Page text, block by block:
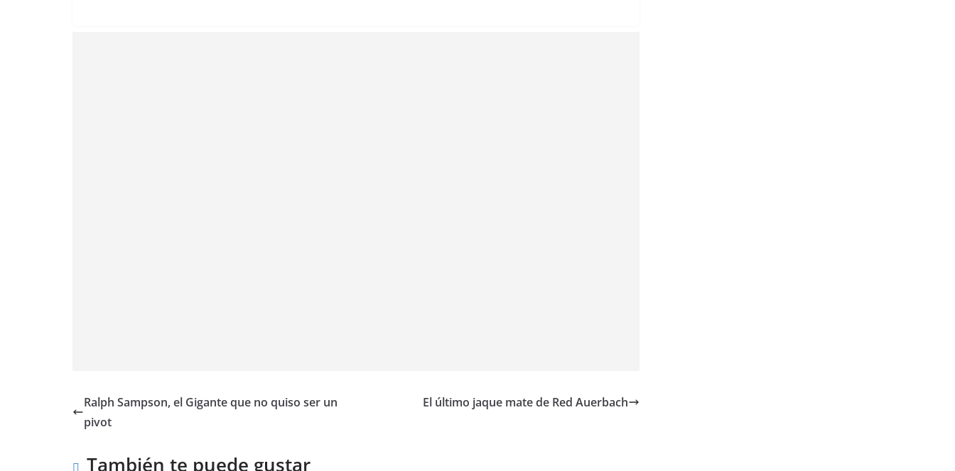
Ralph Sampson, el Gigante que no quiso ser un
pivot
El último jaque mate de Red Auerbach
También te puede gustar